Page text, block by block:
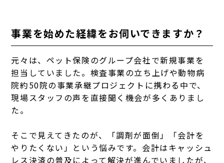
事業を始めた経緯をお伺いできますか？
元々は、ペット保険のグループ会社で新規事業を
担当していました。検査事業の立ち上げや動物病
院約50院の事業承継プロジェクトに携わる中で、
現場スタッフの声を直接聞く機会が多くありまし
た。
そこで見えてきたのが、「調剤が面倒」「会計を
やりたくない」という悩みです。会計はキャッシュ
レス決済の普及によって解決が進んでいましたが、